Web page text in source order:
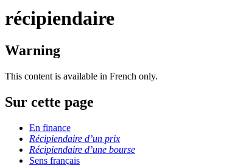
récipiendaire
Warning
This content is available in French only.
Sur cette page
En finance
Récipiendaire d’un prix
Récipiendaire d’une bourse
Sens français